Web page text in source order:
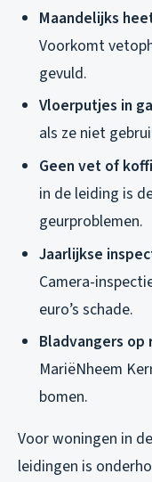
Maandelijks
Voorkomt
gevuld.
Vloerputjes in
als ze niet
Geen vet of
in de leiding is
geurproblemen.
Jaarlijkse
Camera-
euro’s schade.
Bladvangers op
MariëNheem
bomen.
Voor woningen in
leidingen is